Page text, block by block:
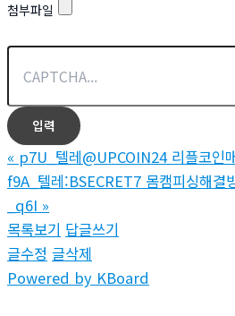
첨부파일
« p7U_텔레@UPCOIN24 리플코인
f9A_텔레:BSECRET7 몸캠피싱해결
_q6I »
목록보기 답글쓰기
글수정 글삭제
Powered by KBoard